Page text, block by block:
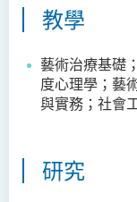
教學
藝術治療基礎
度心理學；藝
與實務；社會
研究